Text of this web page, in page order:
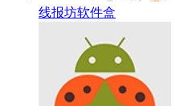
线报坊软件盒